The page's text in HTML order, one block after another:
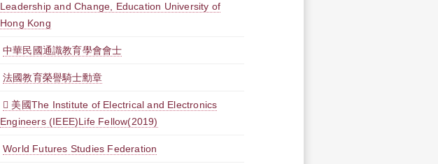
Leadership and Change, Education University of
Hong Kong
中華民國通識教育學會會士
法國教育榮譽騎士勳章
 美國The Institute of Electrical and Electronics
Engineers (IEEE)Life Fellow(2019)
World Futures Studies Federation